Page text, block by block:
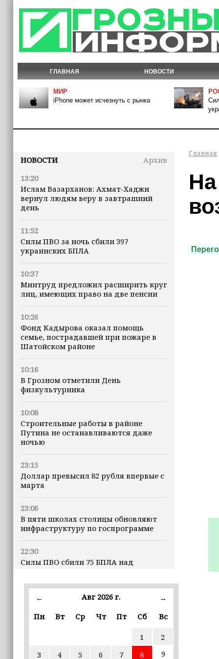
ГЛАВНАЯ НОВОСТИ
МИР
iPhone может исчезнуть с рынка
НОВОСТИ
Архив
13:20
Ислам Вазарханов: Ахмат-Хаджи
вернул людям веру в завтрашний
день
11:52
Силы ПВО за ночь сбили 397
украинских БПЛА
10:37
Минтруд предложил расширить круг
лиц, имеющих право на две пенсии
10:26
Фонд Кадырова оказал помощь
семье, пострадавшей при пожаре в
Шатойском районе
10:16
В Грозном отметили День
физкультурника
10:08
Строительные работы в районе
Путина не останавливаются даже
ночью
23:15
Доллар превысил 82 рубля впервые с
марта
23:06
В пяти школах столицы обновляют
инфраструктуру по госпрограмме
22:30
Силы ПВО сбили 75 БПЛА над
iPhone может исчезнуть с рынка
9 августа в Грозном пройдет дрифт-
← Авг 2026 г.
→
Пн
Вт Ср Чт Пт Сб Вс
1
2
3
4 5 6 7 8
9
Главная